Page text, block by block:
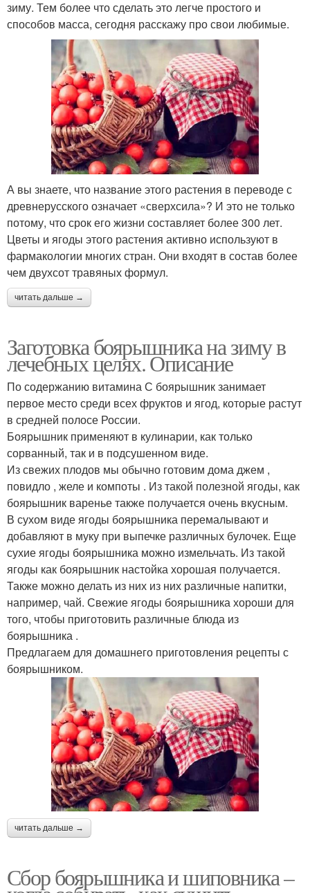
зиму. Тем более что сделать это легче простого и
способов масса, сегодня расскажу про свои любимые.
А вы знаете, что название этого растения в переводе с
древнерусского означает «сверхсила»? И это не только
потому, что срок его жизни составляет более 300 лет.
Цветы и ягоды этого растения активно используют в
фармакологии многих стран. Они входят в состав более
чем двухсот травяных формул.
читать дальше →
Заготовка боярышника на зиму в
лечебных целях. Описание
По содержанию витамина С боярышник занимает
первое место среди всех фруктов и ягод, которые растут
в средней полосе России.
Боярышник применяют в кулинарии, как только
сорванный, так и в подсушенном виде.
Из свежих плодов мы обычно готовим дома джем ,
повидло , желе и компоты . Из такой полезной ягоды, как
боярышник варенье также получается очень вкусным.
В сухом виде ягоды боярышника перемалывают и
добавляют в муку при выпечке различных булочек. Еще
сухие ягоды боярышника можно измельчать. Из такой
ягоды как боярышник настойка хорошая получается.
Также можно делать из них из них различные напитки,
например, чай. Свежие ягоды боярышника хороши для
того, чтобы приготовить различные блюда из
боярышника .
Предлагаем для домашнего приготовления рецепты с
боярышником.
читать дальше →
Сбор боярышника и шиповника –